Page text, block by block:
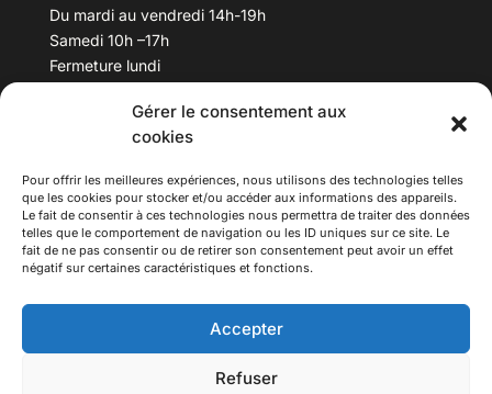
Gérer le consentement aux
cookies
Pour offrir les meilleures expériences, nous utilisons des technologies telles
que les cookies pour stocker et/ou accéder aux informations des appareils.
Le fait de consentir à ces technologies nous permettra de traiter des données
telles que le comportement de navigation ou les ID uniques sur ce site. Le
fait de ne pas consentir ou de retirer son consentement peut avoir un effet
négatif sur certaines caractéristiques et fonctions.
Accepter
Refuser
Du mardi au vendredi 14h-19h
Samedi 10h –17h
Fermeture lundi
Téléphone : 04 78 53 06 40
maisondesculturesasiatiques@asiexpo.com